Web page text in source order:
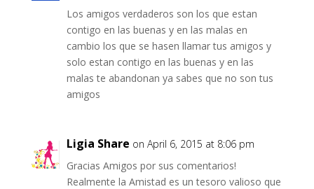
Los amigos verdaderos son los que estan
contigo en las buenas y en las malas en
cambio los que se hasen llamar tus amigos y
solo estan contigo en las buenas y en las
malas te abandonan ya sabes que no son tus
amigos
Ligia Share on April 6, 2015 at 8:06 pm
Gracias Amigos por sus comentarios!
Realmente la Amistad es un tesoro valioso que